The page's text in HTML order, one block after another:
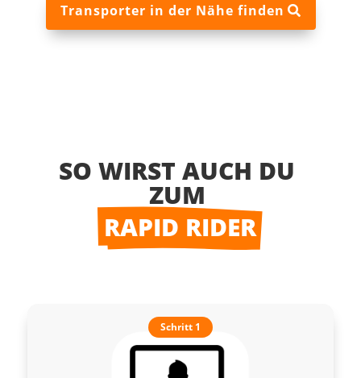
Transporter in der Nähe finden
SO WIRST AUCH DU
ZUM
RAPID RIDER
Schritt 1